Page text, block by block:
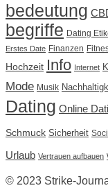
bedeutung
begriffe Dating
Erstes Date Finanzen
Hochzeit Info Internet
Mode Musik
Dating Online
Schmuck Sicherheit
Urlaub Vertrauen aufbauen
© 2023 Strike-